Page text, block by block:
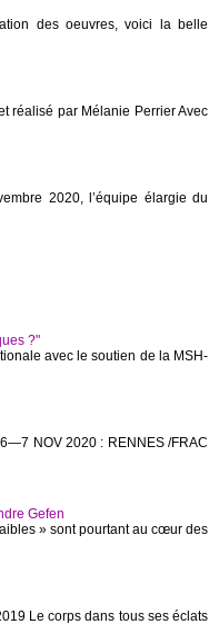
des oeuvres, voici la belle
réalisé par Mélanie Perrier Avec
2020, l’équipe élargie du
?"
avec le soutien de la MSH-
NOV 2020 : RENNES /FRAC
Gefen
» sont pourtant au cœur des
Le corps dans tous ses éclats